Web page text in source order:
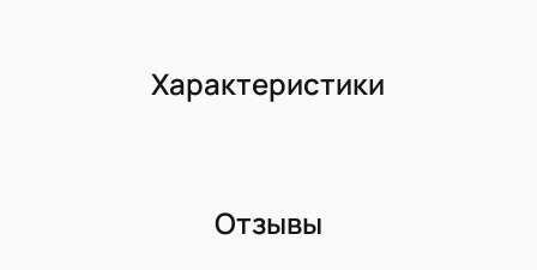
Характеристики
Отзывы